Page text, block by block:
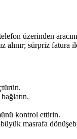
üzerinden
sürpriz fatura ile
kontrol ettirin.
masrafa